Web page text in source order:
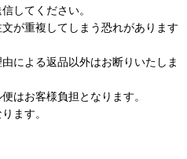
してください。
が重複してしまう恐れがあります
による返品以外はお断りいたしま
はお客様負担となります。
ます。